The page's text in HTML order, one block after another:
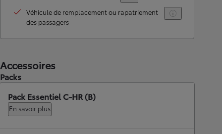
Véhicule de remplacement ou rapatriement
des passagers
Accessoires
Packs
Pack Essentiel C-HR (B)
En savoir plus